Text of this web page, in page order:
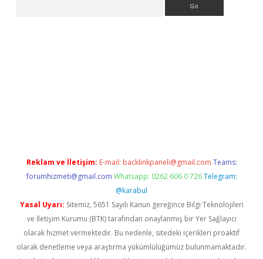
Reklam ve İletişim: E-mail: backlinkpaneli@gmail.com Teams:
forumhizmeti@gmail.com Whatsapp: 0262 606 0 726 Telegram:
@karabul
Yasal Uyarı: Sitemiz, 5651 Sayılı Kanun gereğince Bilgi Teknolojileri
ve İletişim Kurumu (BTK) tarafından onaylanmış bir Yer Sağlayıcı
olarak hizmet vermektedir. Bu nedenle, sitedeki içerikleri proaktif
olarak denetleme veya araştırma yükümlülüğümüz bulunmamaktadır.